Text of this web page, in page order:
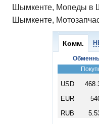
Шымкенте, Мопеды в
Шымкенте,